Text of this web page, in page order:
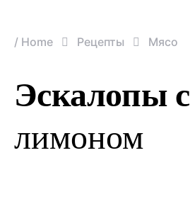
/ Home Рецепты Мясо
Эскалопы с
лимоном